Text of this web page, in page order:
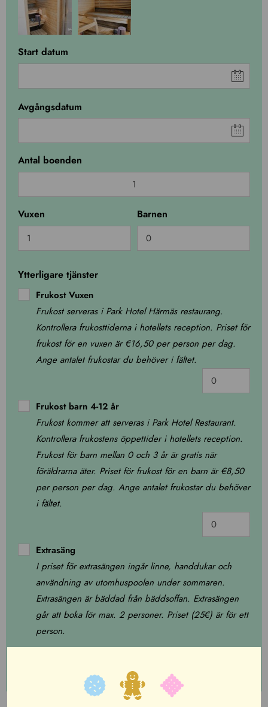
Start datum
Avgångsdatum
Antal boenden
lägenheterna
quantity
Vuxen Barnen
Ytterligare tjänster
Frukost Vuxen
Frukost serveras i Park Hotel Härmäs restaurang.
Kontrollera frukosttiderna i hotellets reception. Priset för
frukost för en vuxen är €16,50 per person per dag.
Ange antalet frukostar du behöver i fältet.
Frukost barn 4-12 år
Frukost kommer att serveras i Park Hotel Restaurant.
Kontrollera frukostens öppettider i hotellets reception.
Frukost för barn mellan 0 och 3 år är gratis när
föräldrarna äter. Priset för frukost för en barn är €8,50
per person per dag. Ange antalet frukostar du behöver
i fältet.
Extrasäng
I priset för extrasängen ingår linne, handdukar och
användning av utomhuspoolen under sommaren.
Extrasängen är bäddad från bäddsoffan. Extrasängen
går att boka för max. 2 personer. Priset (25€) är för ett
person.